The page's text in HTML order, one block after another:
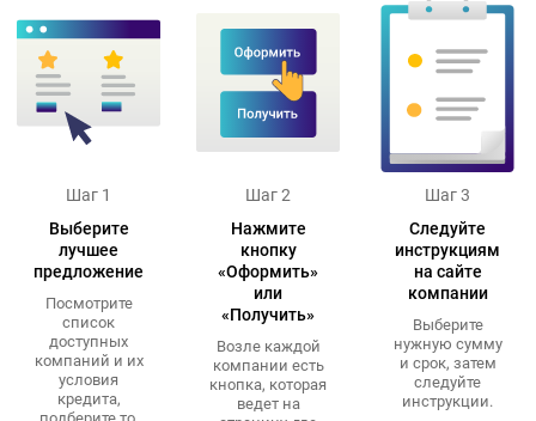
Шаг 1
Выберите
лучшее
предложение
Посмотрите
список
доступных
компаний и их
условия
кредита,
Шаг 2
Нажмите
кнопку
«Оформить»
или
«Получить»
Возле каждой
компании есть
кнопка, которая
ведет на
Шаг 3
Следуйте
инструкциям
на сайте
компании
Выберите
нужную сумму
и срок, затем
следуйте
инструкции.